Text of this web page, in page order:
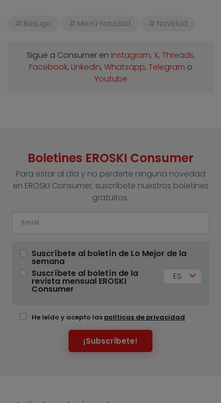
Besugo Menú Navidad Navidad
Sigue a Consumer en Instagram, X, Threads,
Facebook, Linkedin, Whatsapp, Telegram o
Youtube
Boletines EROSKI Consumer
Para estar al día y no perderte ninguna novedad
en EROSKI Consumer, suscríbete nuestros boletines
gratuitos.
Suscríbete al boletín de Lo Mejor de la
semana
Suscríbete al boletín de la
revista mensual EROSKI
Consumer
ES
He leído y acepto las políticas de privacidad
¡Subscríbete!